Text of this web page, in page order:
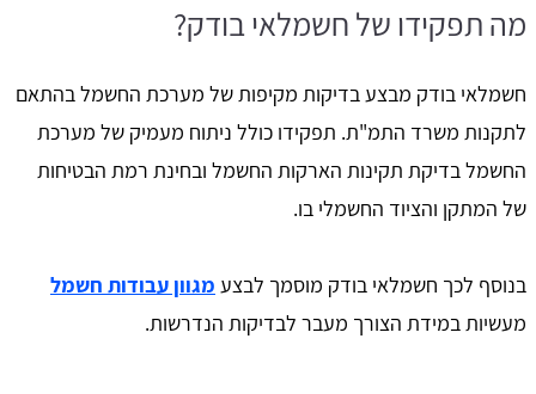
מה תפקידו של חשמלאי בודק?
חשמלאי בודק מבצע בדיקות מקיפות של מערכת החשמל בהתאם
לתקנות משרד התמ"ת. תפקידו כולל ניתוח מעמיק של מערכת
החשמל בדיקת תקינות הארקות החשמל ובחינת רמת הבטיחות
של המתקן והציוד החשמלי בו.
בנוסף לכך חשמלאי בודק מוסמך לבצע מגוון עבודות חשמל
מעשיות במידת הצורך מעבר לבדיקות הנדרשות.